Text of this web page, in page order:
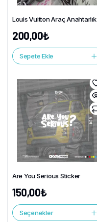
Louis Vuitton Araç Anahtarlık
200,00₺
Sepete Ekle
Are You Serious Sticker
150,00₺
Seçenekler